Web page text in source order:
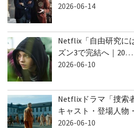
2026-06-14
Netflix「自由研究に
ズン3で完結へ｜20…
2026-06-10
Netflixドラマ「捜索
キャスト・登場人物
2026-06-10